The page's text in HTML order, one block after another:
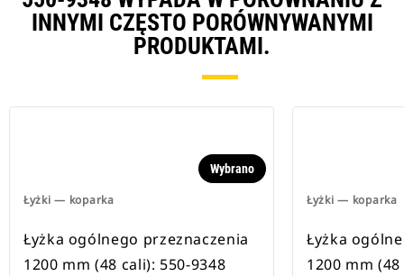
INNYMI CZĘSTO PORÓWNYWANYMI
PRODUKTAMI.
Łyżki — koparka
Wybrano
Łyżka ogólnego przeznaczenia
1200 mm (48 cali): 550-9348
Łyżki — koparka
Łyżka
1200 mm